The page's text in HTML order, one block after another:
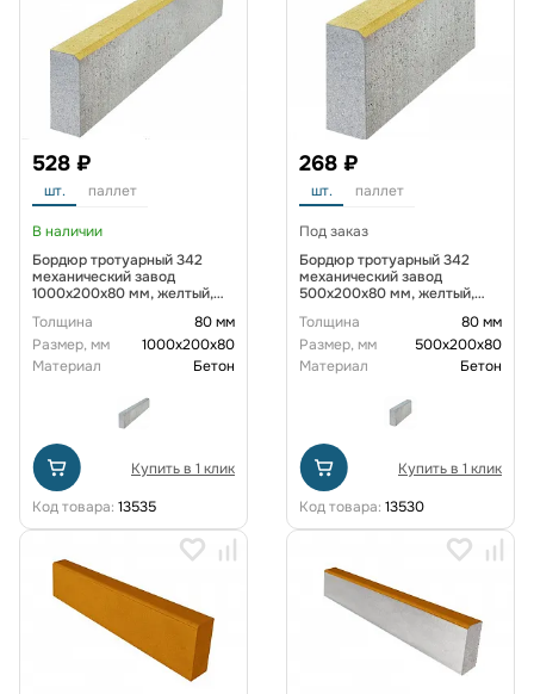
528 ₽
шт. паллет
В наличии
Бордюр тротуарный 342
механический завод
1000х200х80 мм, желтый,
Толщина
80 мм
Размер, мм
1000x200x80
Материал
Бетон
Купить в 1 клик
Код товара: 13535
268 ₽
шт. паллет
Под заказ
Бордюр тротуарный 342
механический завод
500х200х80 мм, желтый,
Толщина
80 мм
Размер, мм
500x200x80
Материал
Бетон
Купить в 1 клик
Код товара: 13530